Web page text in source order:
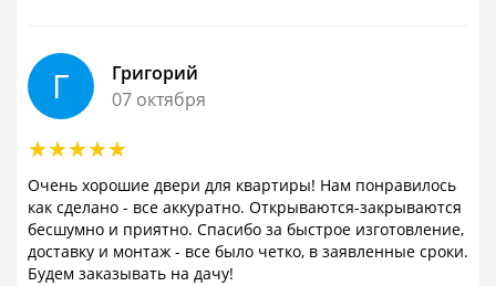
Г
Григорий
07 октября
Очень хорошие двери для квартиры! Нам понравилось
как сделано - все аккуратно. Открываются-закрываются
бесшумно и приятно. Спасибо за быстрое изготовление,
доставку и монтаж - все было четко, в заявленные сроки.
Будем заказывать на дачу!